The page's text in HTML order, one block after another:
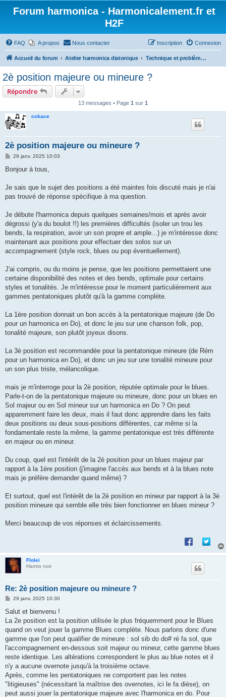
Forum harmonica - Harmonicalement.fr et
H2F
FAQ A propos Nous contacter Connexion
Inscription
Accueil du forum Atelier harmonica diatonique Technique et problème - Diatonique
2è position majeure ou mineure ?
Répondre
13 messages • Page 1 sur 1
cckace
2è position majeure ou mineure ?
M
s
g
29 janv. 2025 10:03
Bonjour à tous,
Je sais que le sujet des positions a été maintes fois discuté mais je n'ai
pas trouvé de réponse spécifique à ma question.
Je débute l'harmonica depuis quelques semaines/mois et après avoir
dégrossi (y'a du boulot !!) les premières difficultés (isoler un trou les
bends, la respiration, avoir un son propre et ample...) je m'intéresse donc
maintenant aux positions pour effectuer des solos sur un
accompagnement (style rock, blues ou pop éventuellement).
J'ai compris, ou du moins je pense, que les positions permettaient une
certaine disponibilité des notes et des bends, optimale pour certains
styles et tonalités. Je m'intéresse pour le moment particulièrement aux
gammes pentatoniques plutôt qu'à la gamme complète.
La 1ère position donnait un bon accès à la pentatonique majeure (de Do
pour un harmonica en Do), et donc le jeu sur une chanson folk, pop,
tonalité majeure, son plutôt joyeux disons.
La 3è position est recommandée pour la pentatonique mineure (de Rém
pour un harmonica en Do), et donc un jeu sur une tonalité mineure pour
un son plus triste, mélancolique.
mais je m'interroge pour la 2è position, réputée optimale pour le blues.
Parle-t-on de la pentatonique majeure ou mineure, donc pour un blues en
Sol majeur ou en Sol mineur sur un harmonica en Do ? On peut
apparemment faire les deux, mais il faut donc apprendre dans les faits
deux positions ou deux sous-positions différentes, car même si la
fondamentale reste la même, la gamme pentatonique est très différente
en majeur ou en mineur.
Du coup, quel est l'intérêt de la 2è position pour un blues majeur par
rapport à la 1ère position (j'imagine l'accès aux bends et à la blues note
mais je préfère demander quand même) ?
Et surtout, quel est l'intérêt de la 2è position en mineur par rapport à la 3è
position mineure qui semble elle très bien fonctionner en blues mineur ?
Merci beaucoup de vos réponses et éclaircissements.
Flolei
Harmo noir
Re: 2è position majeure ou mineure ?
M
s
a
g
29 janv. 2025 10:30
Salut et bienvenu !
La 2e position est la position utilisée le plus fréquemment pour le Blues
quand on veut jouer la gamme Blues complète. Nous parlons donc d'une
gamme que l'on peut qualifier de mineure : sol sib do do# ré fa sol, que
l'accompagnement en-dessous soit majeur ou mineur, cette gamme blues
reste identique. Les altérations correspondent le plus au blue notes et il
n'y a aucune overnote jusqu'à la troisième octave.
Après, comme les pentatoniques ne comportent pas les notes
"litigieuses" (nécessitant la maîtrise des overnotes, ici le fa dièse), on
peut aussi jouer la pentatonique majeure avec l'harmonica en do. Pour